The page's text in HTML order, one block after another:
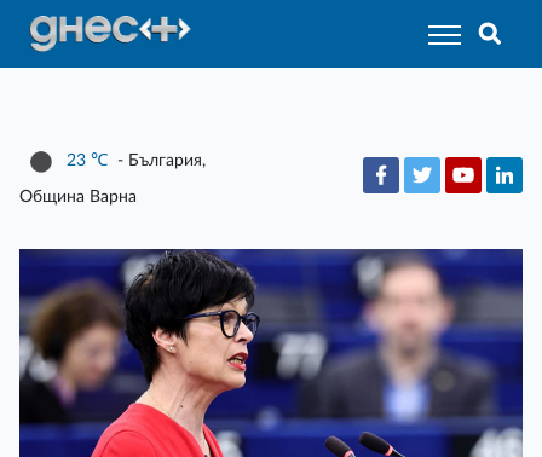
23 ℃ - България,
Община Варна